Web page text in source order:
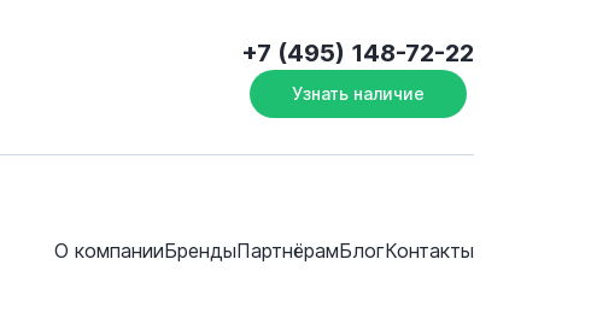
+7 (495) 148-72-22
Узнать наличие
О компанииБрендыПартнёрамБлогКонтакты